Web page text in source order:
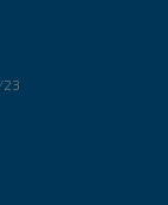
23